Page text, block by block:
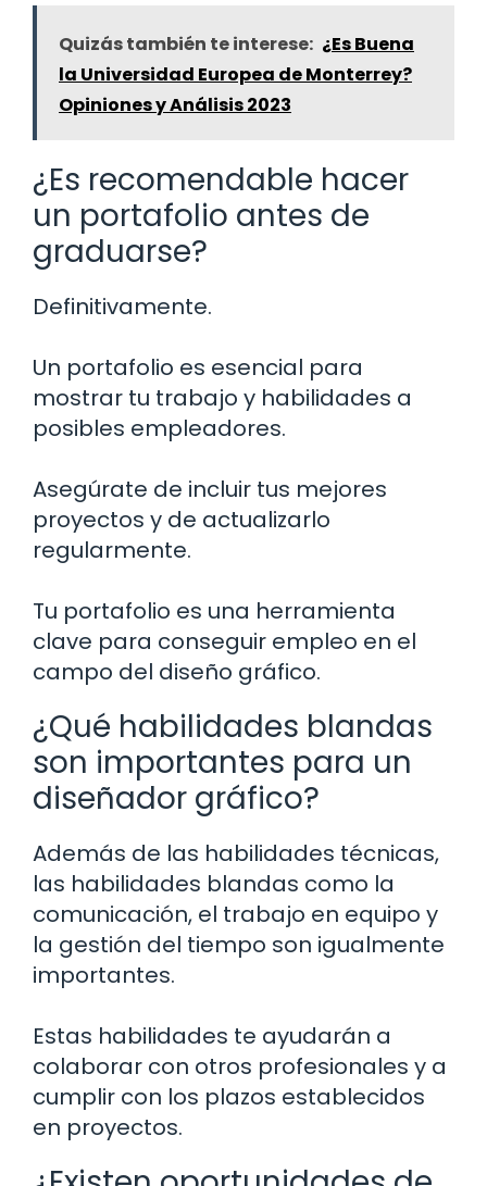
Quizás también te interese: ¿Es Buena
la Universidad Europea de Monterrey?
Opiniones y Análisis 2023
¿Es recomendable hacer
un portafolio antes de
graduarse?
Definitivamente.
Un portafolio es esencial para
mostrar tu trabajo y habilidades a
posibles empleadores.
Asegúrate de incluir tus mejores
proyectos y de actualizarlo
regularmente.
Tu portafolio es una herramienta
clave para conseguir empleo en el
campo del diseño gráfico.
¿Qué habilidades blandas
son importantes para un
diseñador gráfico?
Además de las habilidades técnicas,
las habilidades blandas como la
comunicación, el trabajo en equipo y
la gestión del tiempo son igualmente
importantes.
Estas habilidades te ayudarán a
colaborar con otros profesionales y a
cumplir con los plazos establecidos
en proyectos.